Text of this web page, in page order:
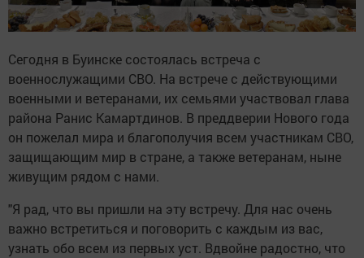
Сегодня в Буинске состоялась встреча с
военнослужащими СВО. На встрече с действующими
военными и ветеранами, их семьями участвовал глава
района Ранис Камартдинов. В преддверии Нового года
он пожелал мира и благополучия всем участникам СВО,
защищающим мир в стране, а также ветеранам, ныне
живущим рядом с нами.
"Я рад, что вы пришли на эту встречу. Для нас очень
важно встретиться и поговорить с каждым из вас,
узнать обо всем из первых уст. Вдвойне радостно, что